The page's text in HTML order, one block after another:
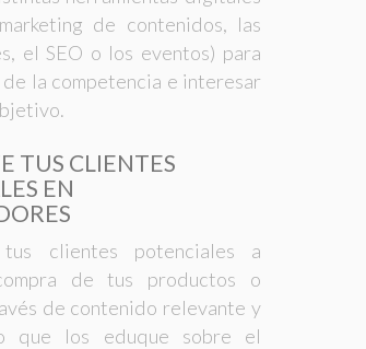
de contenidos, las
el SEO o los eventos) para
la competencia e interesar
TUS CLIENTES
EN
clientes potenciales a
de tus productos o
de contenido relevante y
que los eduque sobre el